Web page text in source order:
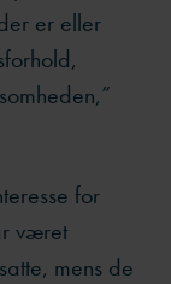
er eller
for
været
mens de